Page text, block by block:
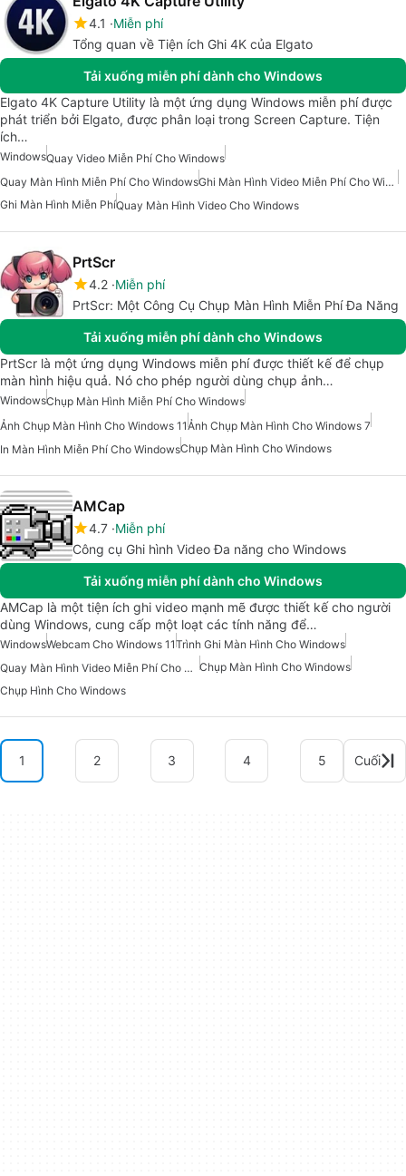
4.1
Miễn phí
Tổng quan về Tiện ích Ghi 4K của Elgato
Tải xuống miễn phí dành cho Windows
Elgato 4K Capture Utility là một ứng dụng Windows miễn phí được
phát triển bởi Elgato, được phân loại trong Screen Capture. Tiện
ích…
WindowsQuay Video Miễn Phí Cho Windows
Quay Màn Hình Miễn Phí Cho Windows
Ghi Màn Hình Video Miễn Phí Cho Windows
Ghi Màn Hình Miễn PhíQuay Màn Hình Video Cho Windows
PrtScr
4.2 Miễn phí
PrtScr: Một Công Cụ Chụp Màn Hình Miễn Phí Đa Năng
Tải xuống miễn phí dành cho Windows
PrtScr là một ứng dụng Windows miễn phí được thiết kế để chụp
màn hình hiệu quả. Nó cho phép người dùng chụp ảnh…
WindowsChụp Màn Hình Miễn Phí Cho Windows
Ảnh Chụp Màn Hình Cho Windows 11Ảnh Chụp Màn Hình Cho Windows 7
In Màn Hình Miễn Phí Cho WindowsChụp Màn Hình Cho Windows
AMCap
4.7 Miễn phí
Công cụ Ghi hình Video Đa năng cho Windows
Tải xuống miễn phí dành cho Windows
AMCap là một tiện ích ghi video mạnh mẽ được thiết kế cho người
dùng Windows, cung cấp một loạt các tính năng để…
WindowsWebcam Cho Windows 11Trình Ghi Màn Hình Cho Windows
Quay Màn Hình Video Miễn Phí Cho Windows Chụp Màn Hình Cho Windows
Chụp Hình Cho Windows
1 2 3 4 5 Cuối